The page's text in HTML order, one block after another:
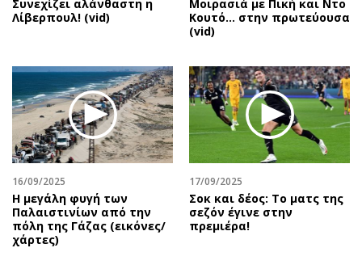
Συνεχίζει αλάνθαστη η
Λίβερπουλ! (vid)
Μοιρασιά με Πική και Ντο
Κουτό… στην πρωτεύουσα
(vid)
16/09/2025
Η μεγάλη φυγή των
Παλαιστινίων από την
πόλη της Γάζας (εικόνες/
χάρτες)
17/09/2025
Σοκ και δέος: Το ματς της
σεζόν έγινε στην
πρεμιέρα!